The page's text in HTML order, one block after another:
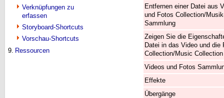
Verknüpfungen zu
erfassen
Storyboard-Shortcuts
Vorschau-Shortcuts
9. Ressourcen
Entfernen einer Datei aus
und Fotos Collection/
Sammlung
Zeigen Sie die
Datei in das Video und die
Collection/Music Collection
Videos und Fotos
Effekte
Übergänge